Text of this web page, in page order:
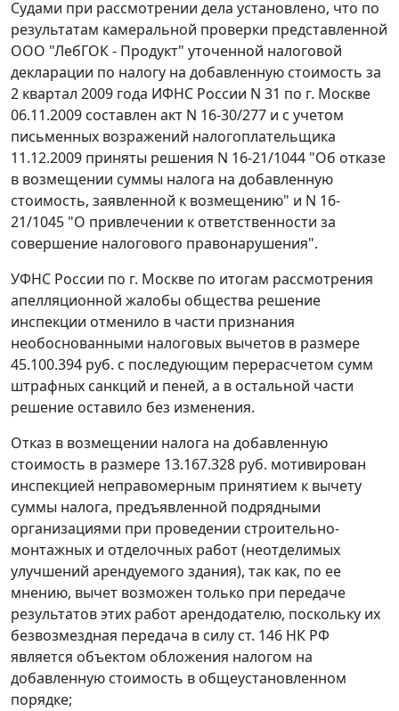
Судами при рассмотрении дела установлено, что по
результатам камеральной проверки представленной
ООО "ЛебГОК - Продукт" уточенной налоговой
декларации по налогу на добавленную стоимость за
2 квартал 2009 года ИФНС России N 31 по г. Москве
06.11.2009 составлен акт N 16-30/277 и с учетом
письменных возражений налогоплательщика
11.12.2009 приняты решения N 16-21/1044 "Об отказе
в возмещении суммы налога на добавленную
стоимость, заявленной к возмещению" и N 16-
21/1045 "О привлечении к ответственности за
совершение налогового правонарушения".
УФНС России по г. Москве по итогам рассмотрения
апелляционной жалобы общества решение
инспекции отменило в части признания
необоснованными налоговых вычетов в размере
45.100.394 руб. с последующим перерасчетом сумм
штрафных санкций и пеней, а в остальной части
решение оставило без изменения.
Отказ в возмещении налога на добавленную
стоимость в размере 13.167.328 руб. мотивирован
инспекцией неправомерным принятием к вычету
суммы налога, предъявленной подрядными
организациями при проведении строительно-
монтажных и отделочных работ (неотделимых
улучшений арендуемого здания), так как, по ее
мнению, вычет возможен только при передаче
результатов этих работ арендодателю, поскольку их
безвозмездная передача в силу ст. 146 НК РФ
является объектом обложения налогом на
добавленную стоимость в общеустановленном
порядке;